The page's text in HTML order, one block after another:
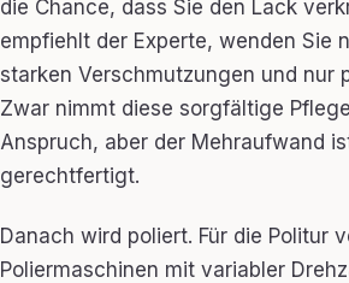
die Chance, dass Sie den Lack
empfiehlt der Experte, wenden Sie
starken Verschmutzungen und nur
Zwar nimmt diese sorgfältige
Anspruch, aber der Mehraufwand
gerechtfertigt.
Danach wird poliert. Für die Politur
Poliermaschinen mit variabler